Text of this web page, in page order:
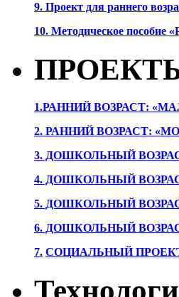
9. Проект для раннего
10. Методическое пособие
1.РАННИЙ ВОЗРАСТ:
2. РАННИЙ ВОЗРАСТ:
3. ДОШКОЛЬНЫЙ
4. ДОШКОЛЬНЫЙ
5. ДОШКОЛЬНЫЙ
6. ДОШКОЛЬНЫЙ
7. СОЦИАЛЬНЫЙ